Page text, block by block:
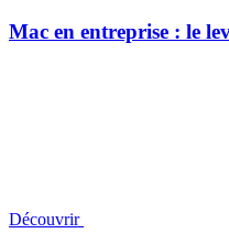
Mac en entreprise : le
Découvrir